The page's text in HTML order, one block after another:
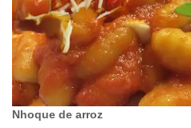
Nhoque de arroz